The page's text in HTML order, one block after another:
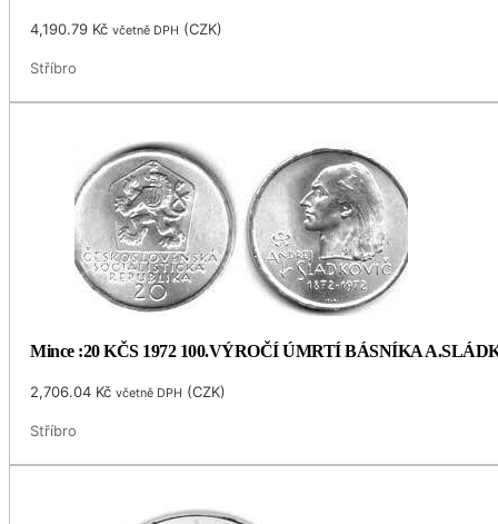
4,190.79 Kč včetně DPH (CZK)
Stříbro
Mince :20 KČS 1972 100.VÝROČÍ ÚMRTÍ BÁSNÍKA
2,706.04 Kč včetně DPH (CZK)
Stříbro